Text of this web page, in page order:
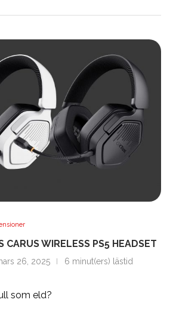
CARUS WIRELESS PS5 HEADSET
26, 2025 6 minut(ers) lästid
som eld?